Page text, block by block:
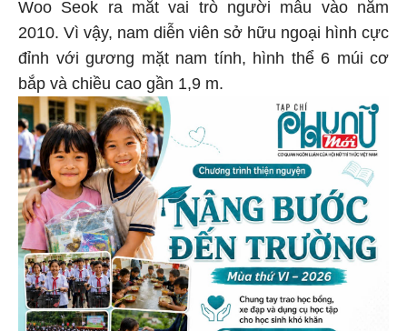
Woo Seok ra mắt vai trò người mẫu vào năm
2010. Vì vậy, nam diễn viên sở hữu ngoại hình cực
đỉnh với gương mặt nam tính, hình thể 6 múi cơ
bắp và chiều cao gần 1,9 m.